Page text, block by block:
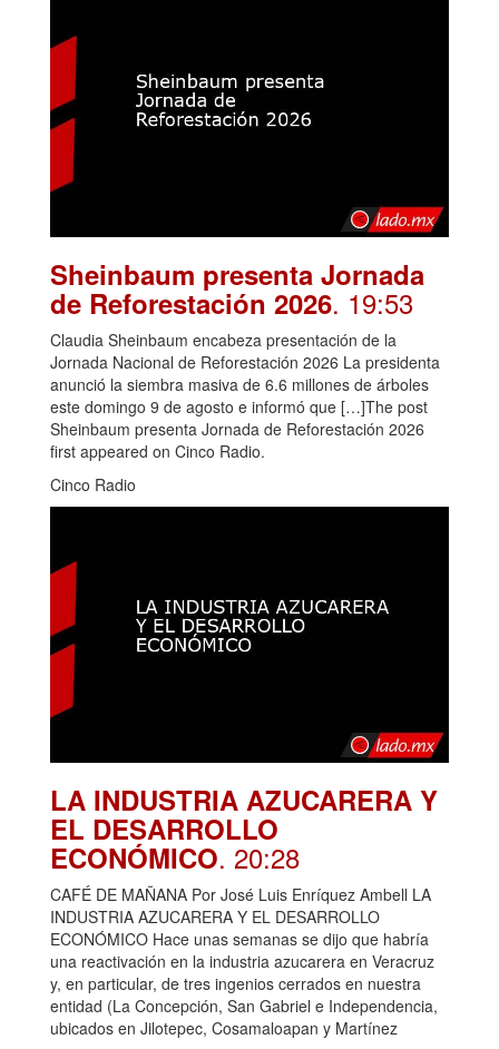
Sheinbaum presenta Jornada
de Reforestación 2026. 19:53
Claudia Sheinbaum encabeza presentación de la
Jornada Nacional de Reforestación 2026 La presidenta
anunció la siembra masiva de 6.6 millones de árboles
este domingo 9 de agosto e informó que […]The post
Sheinbaum presenta Jornada de Reforestación 2026
first appeared on Cinco Radio.
Cinco Radio
LA INDUSTRIA AZUCARERA Y
EL DESARROLLO
ECONÓMICO. 20:28
CAFÉ DE MAÑANA Por José Luis Enríquez Ambell LA
INDUSTRIA AZUCARERA Y EL DESARROLLO
ECONÓMICO Hace unas semanas se dijo que habría
una reactivación en la industria azucarera en Veracruz
y, en particular, de tres ingenios cerrados en nuestra
entidad (La Concepción, San Gabriel e Independencia,
ubicados en Jilotepec, Cosamaloapan y Martínez